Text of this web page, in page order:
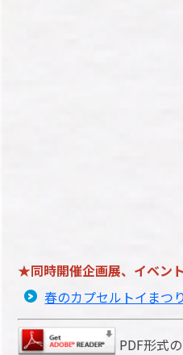
★同時開催企画展、イベン
春のカプセルトイまつり
PDF形式